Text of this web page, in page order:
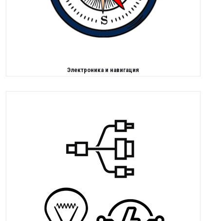
Электроника и навигация